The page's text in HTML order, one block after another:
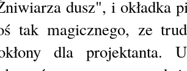
dusz", i okładka
tak magicznego, ze
dla projektanta.